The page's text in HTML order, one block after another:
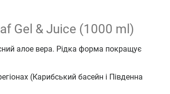
Gel & Juice (1000 ml)
алое вера. Рідка форма покращує
(Карибський басейн і Південна